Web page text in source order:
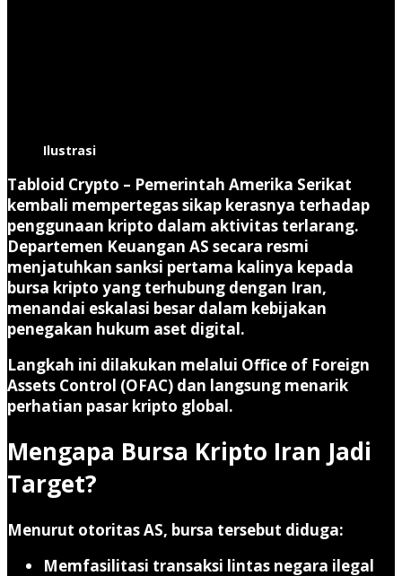
Ilustrasi
Tabloid Crypto – Pemerintah Amerika Serikat
kembali mempertegas sikap kerasnya terhadap
penggunaan kripto dalam aktivitas terlarang.
Departemen Keuangan AS secara resmi
menjatuhkan sanksi pertama kalinya kepada
bursa kripto yang terhubung dengan Iran,
menandai eskalasi besar dalam kebijakan
penegakan hukum aset digital.
Langkah ini dilakukan melalui Office of Foreign
Assets Control (OFAC) dan langsung menarik
perhatian pasar kripto global.
Mengapa Bursa Kripto Iran Jadi
Target?
Menurut otoritas AS, bursa tersebut diduga:
Memfasilitasi transaksi lintas negara ilegal